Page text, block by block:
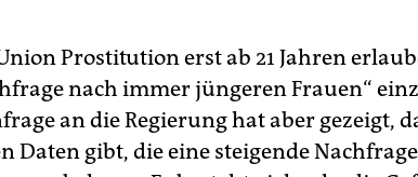
Prostitution erst ab 21 Jahren
nach immer jüngeren Frauen“
an die Regierung hat aber gezeigt,
Daten gibt, die eine steigende